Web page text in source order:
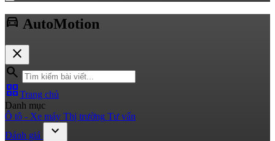
directions_car AutoMotion
close
search
grid_viewTrang chủ
Danh mục
Ô tô - Xe máy Thị trường Tư vấn
Đánh giá
expand_more